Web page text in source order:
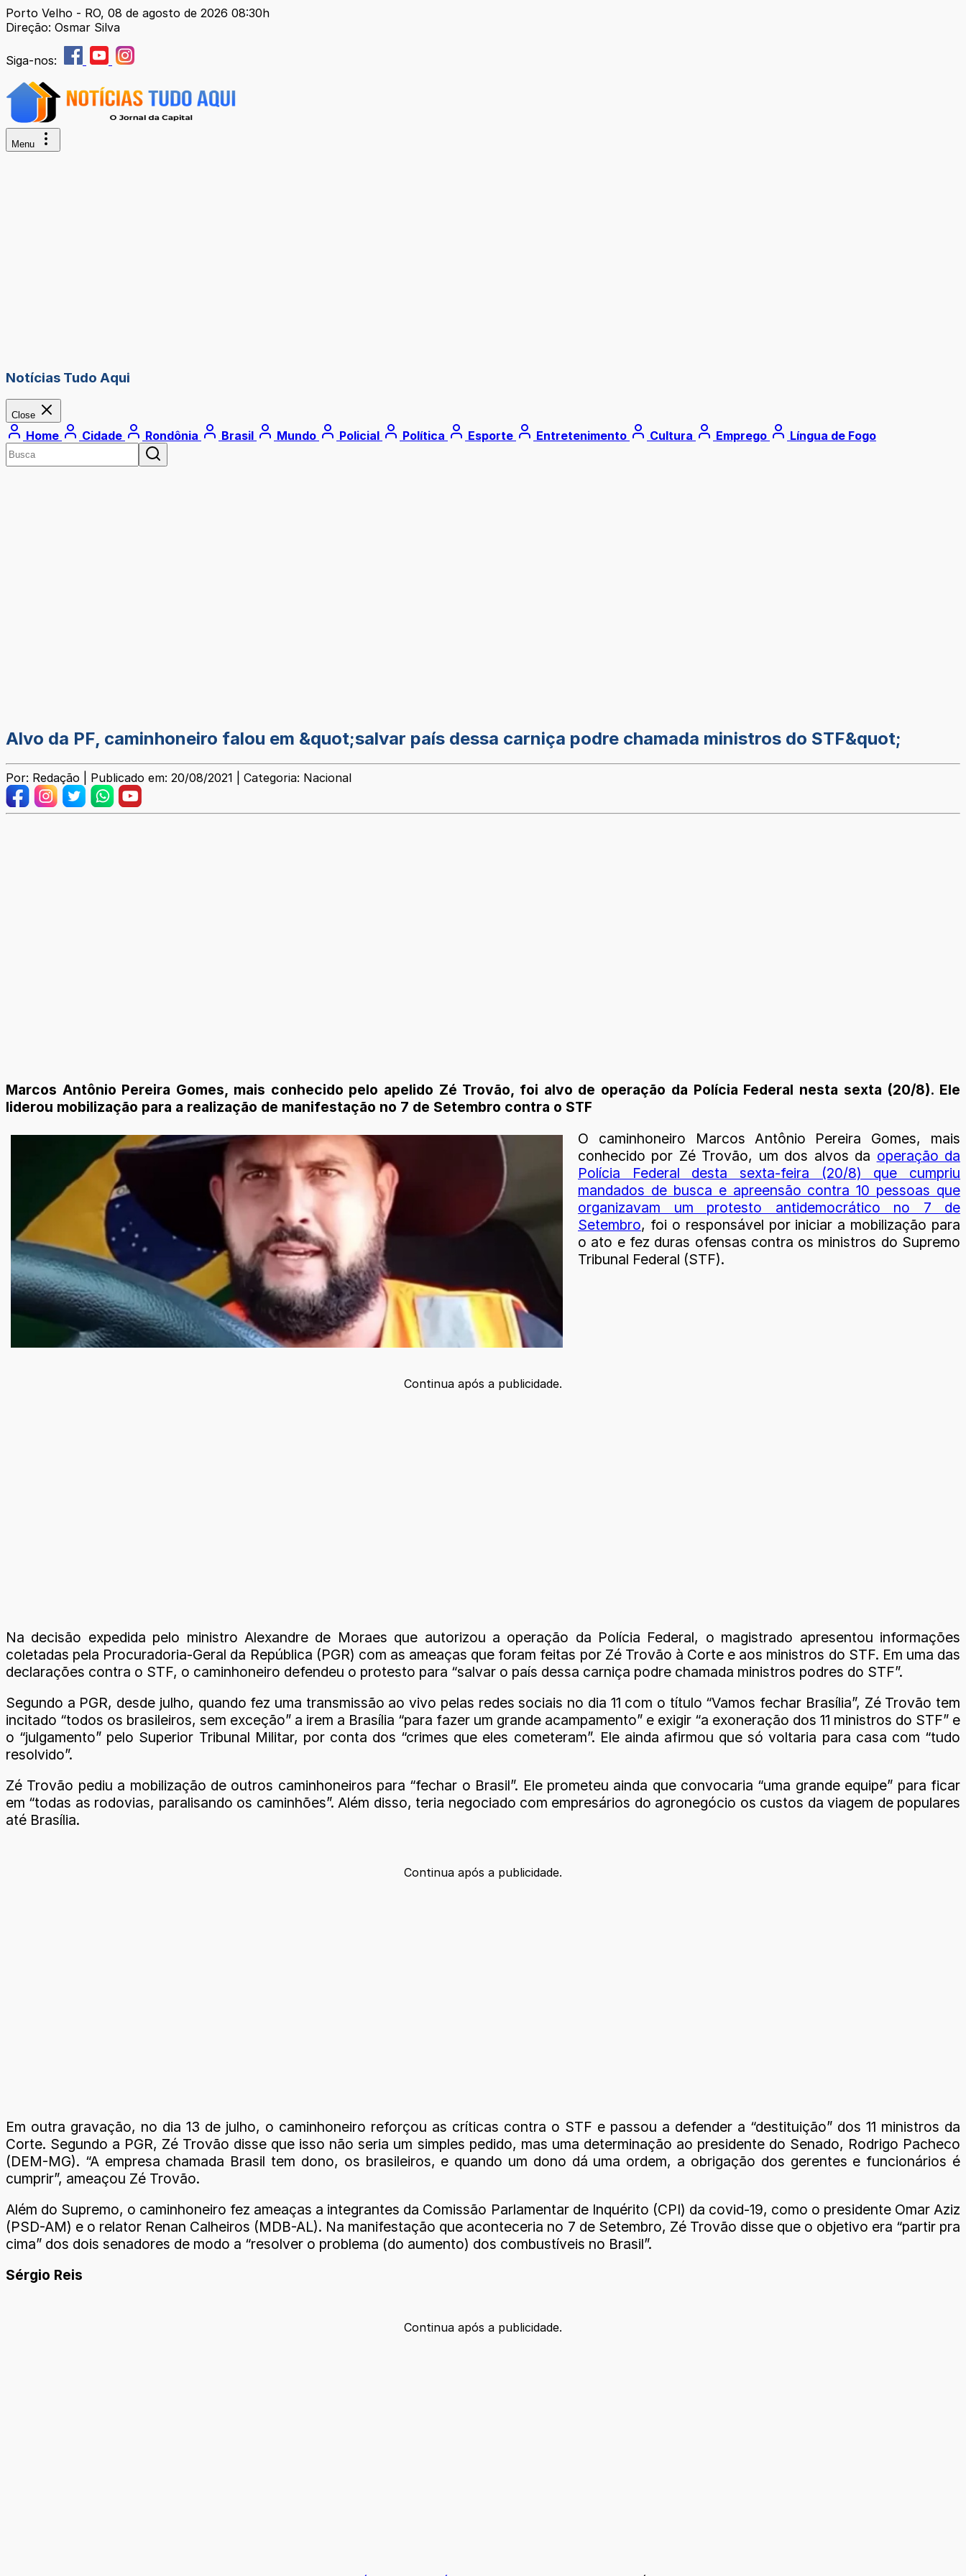
Porto Velho - RO, 08 de agosto de 2026 08:30h
Direção: Osmar Silva
Siga-nos:
Menu
Notícias Tudo Aqui
Close
Home Cidade Rondônia Brasil Mundo Policial Política Esporte Entretenimento Cultura Emprego Língua de Fogo
Alvo da PF, caminhoneiro falou em &quot;salvar país dessa carniça podre chamada ministros do STF&quot;
Por: Redação | Publicado em: 20/08/2021 | Categoria: Nacional
Marcos Antônio Pereira Gomes, mais conhecido pelo apelido Zé Trovão, foi alvo de operação da Polícia Federal nesta sexta (20/8). Ele
liderou mobilização para a realização de manifestação no 7 de Setembro contra o STF
O caminhoneiro Marcos Antônio Pereira Gomes, mais
conhecido por Zé Trovão, um dos alvos da operação da
Polícia Federal desta sexta-feira (20/8) que cumpriu
mandados de busca e apreensão contra 10 pessoas que
organizavam um protesto antidemocrático no 7 de
Setembro, foi o responsável por iniciar a mobilização para
o ato e fez duras ofensas contra os ministros do Supremo
Tribunal Federal (STF).
Continua após a publicidade.
Na decisão expedida pelo ministro Alexandre de Moraes que autorizou a operação da Polícia Federal, o magistrado apresentou informações
coletadas pela Procuradoria-Geral da República (PGR) com as ameaças que foram feitas por Zé Trovão à Corte e aos ministros do STF. Em uma das
declarações contra o STF, o caminhoneiro defendeu o protesto para “salvar o país dessa carniça podre chamada ministros podres do STF”.
Segundo a PGR, desde julho, quando fez uma transmissão ao vivo pelas redes sociais no dia 11 com o título “Vamos fechar Brasília”, Zé Trovão tem
incitado “todos os brasileiros, sem exceção” a irem a Brasília “para fazer um grande acampamento” e exigir “a exoneração dos 11 ministros do STF” e
o “julgamento” pelo Superior Tribunal Militar, por conta dos “crimes que eles cometeram”. Ele ainda afirmou que só voltaria para casa com “tudo
resolvido”.
Zé Trovão pediu a mobilização de outros caminhoneiros para “fechar o Brasil”. Ele prometeu ainda que convocaria “uma grande equipe” para ficar
em “todas as rodovias, paralisando os caminhões”. Além disso, teria negociado com empresários do agronegócio os custos da viagem de populares
até Brasília.
Continua após a publicidade.
Em outra gravação, no dia 13 de julho, o caminhoneiro reforçou as críticas contra o STF e passou a defender a “destituição” dos 11 ministros da
Corte. Segundo a PGR, Zé Trovão disse que isso não seria um simples pedido, mas uma determinação ao presidente do Senado, Rodrigo Pacheco
(DEM-MG). “A empresa chamada Brasil tem dono, os brasileiros, e quando um dono dá uma ordem, a obrigação dos gerentes e funcionários é
cumprir”, ameaçou Zé Trovão.
Além do Supremo, o caminhoneiro fez ameaças a integrantes da Comissão Parlamentar de Inquérito (CPI) da covid-19, como o presidente Omar Aziz
(PSD-AM) e o relator Renan Calheiros (MDB-AL). Na manifestação que aconteceria no 7 de Setembro, Zé Trovão disse que o objetivo era “partir pra
cima” dos dois senadores de modo a “resolver o problema (do aumento) dos combustíveis no Brasil”.
Sérgio Reis
Continua após a publicidade.